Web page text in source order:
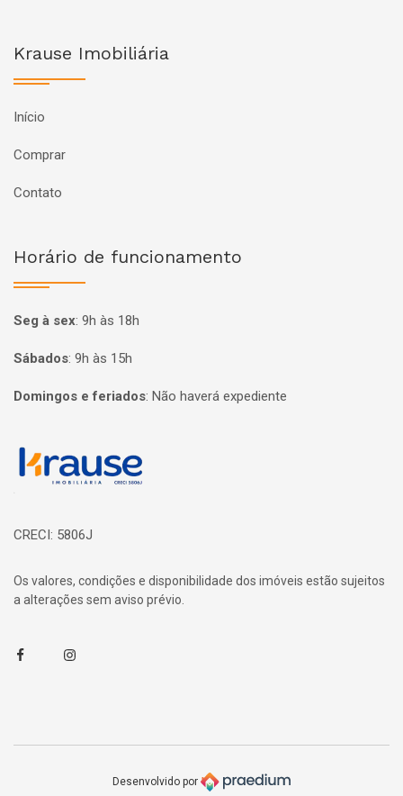
Krause Imobiliária
Início
Comprar
Contato
Horário de funcionamento
Seg à sex: 9h às 18h
Sábados: 9h às 15h
Domingos e feriados: Não haverá expediente
Página inicial
CRECI: 5806J
Os valores, condições e disponibilidade dos imóveis estão sujeitos
a alterações sem aviso prévio.
FacebookInstagram
Desenvolvido por